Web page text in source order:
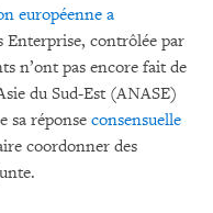
européenne a
Enterprise, contrôlée par
n’ont pas encore fait de
du Sud-Est (ANASE)
sa réponse consensuelle
coordonner des